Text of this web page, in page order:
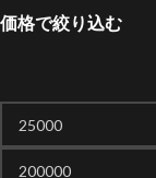
価格で絞り込む